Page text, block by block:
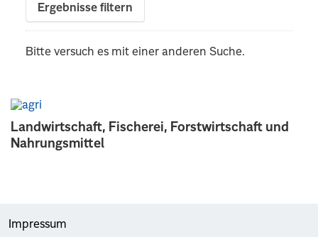
Landwirtschaft, Fischerei, Forstwirtschaft und
Nahrungsmittel
Ergebnisse filtern
Bitte versuch es mit einer anderen Suche.
Impressum